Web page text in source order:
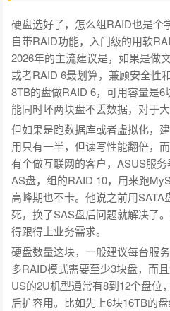
硬盘选好了，怎么组RAID也是个
自带RAID功能，入门级的用软
2026年的主流建议是，如果是做
或者RAID 6最划算，兼顾安全性
8TB的盘做RAID 6，可用容量是6
能同时坏两块盘不丢数据，对于
但如果是跑数据库或者虚拟化，
用只有一半，但读写性能翻倍，
有个做互联网的客户，ASUS服
AS盘，组的RAID 10，用来跑
高峰期也不卡。他说之前用
死，换了SAS盘后问题就解决了
得跟得上业务需求。
硬盘数量这块，一般建议每台服
多RAID模式需要至少3块盘，而
US的2U机型通常有8到12个盘位
后扩容用。比如先上6块16TB的